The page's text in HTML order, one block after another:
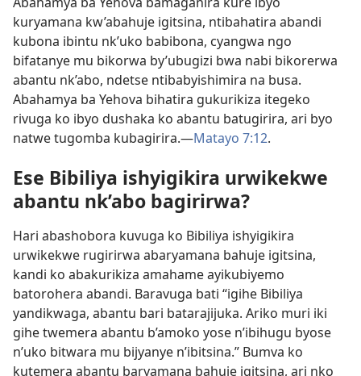
kuryamana kw’abahuje igitsina, ntibahatira abandi
kubona ibintu nk’uko babibona, cyangwa ngo
bifatanye mu bikorwa by’ubugizi bwa nabi bikorerwa
abantu nk’abo, ndetse ntibabyishimira na busa.
Abahamya ba Yehova bihatira gukurikiza itegeko
rivuga ko ibyo dushaka ko abantu batugirira, ari byo
natwe tugomba kubagirira.—Matayo 7:12.
Ese Bibiliya ishyigikira urwikekwe
abantu nk’abo bagirirwa?
Hari abashobora kuvuga ko Bibiliya ishyigikira
urwikekwe rugirirwa abaryamana bahuje igitsina,
kandi ko abakurikiza amahame ayikubiyemo
batorohera abandi. Baravuga bati “igihe Bibiliya
yandikwaga, abantu bari batarajijuka. Ariko muri iki
gihe twemera abantu b’amoko yose n’ibihugu byose
n’uko bitwara mu bijyanye n’ibitsina.” Bumva ko
kutemera abantu baryamana bahuje igitsina, ari nko